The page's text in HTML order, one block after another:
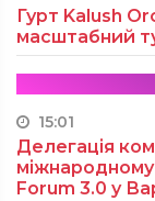
Гурт Kalush
масштабний
15:01
Делегація
Forum 3.0 у